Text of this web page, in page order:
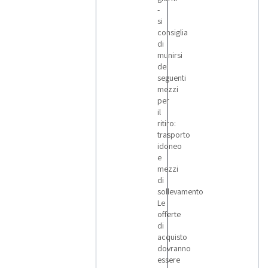
-
si
consiglia
di
munirsi
dei
seguenti
mezzi
per
il
ritiro:
trasporto
idoneo
e
mezzi
di
sollevamento
Le
offerte
di
acquisto
dovranno
essere